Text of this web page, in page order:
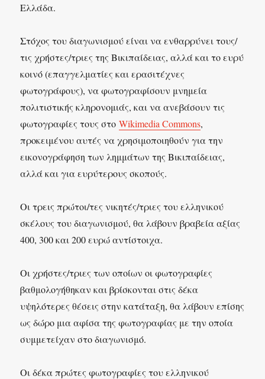
Ελλάδα.
Στόχος του διαγωνισμού είναι να ενθαρρύνει τους/
τις χρήστες/τριες της Βικιπαίδειας, αλλά και το ευρύ
κοινό (επαγγελματίες και ερασιτέχνες
φωτογράφους), να φωτογραφίσουν μνημεία
πολιτιστικής κληρονομιάς, και να ανεβάσουν τις
φωτογραφίες τους στοWikimedia Commons,
προκειμένου αυτές να χρησιμοποιηθούν για την
εικονογράφηση των λημμάτων της Βικιπαίδειας,
αλλά και για ευρύτερους σκοπούς.
Οι τρεις πρώτοι/τες νικητές/τριες του ελληνικού
σκέλους του διαγωνισμού, θα λάβουν βραβεία αξίας
400, 300 και 200 ευρώ αντίστοιχα.
Οι χρήστες/τριες των οποίων οι φωτογραφίες
βαθμολογήθηκαν και βρίσκονται στις δέκα
υψηλότερες θέσεις στην κατάταξη, θα λάβουν επίσης
ως δώρο μια αφίσα της φωτογραφίας με την οποία
συμμετείχαν στο διαγωνισμό.
Οι δέκα πρώτες φωτογραφίες του ελληνικού